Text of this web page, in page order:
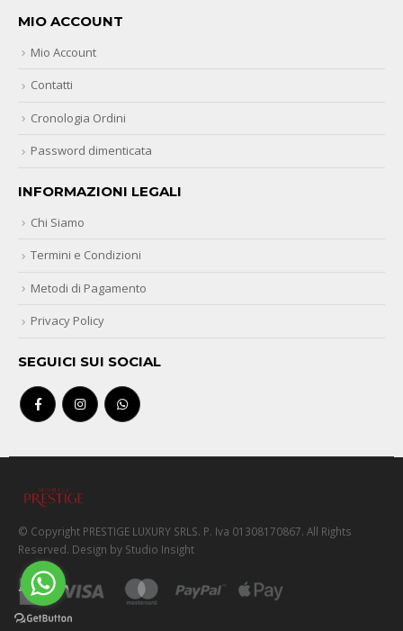
MIO ACCOUNT
Mio Account
Contatti
Cronologia Ordini
Password dimenticata
INFORMAZIONI LEGALI
Chi Siamo
Termini e Condizioni
Metodi di Pagamento
Privacy Policy
SEGUICI SUI SOCIAL
© Copyright PRESTIGE LUXURY SRLS. P. Iva 01308170867. All Rights
Reserved. Design by Studio Insight